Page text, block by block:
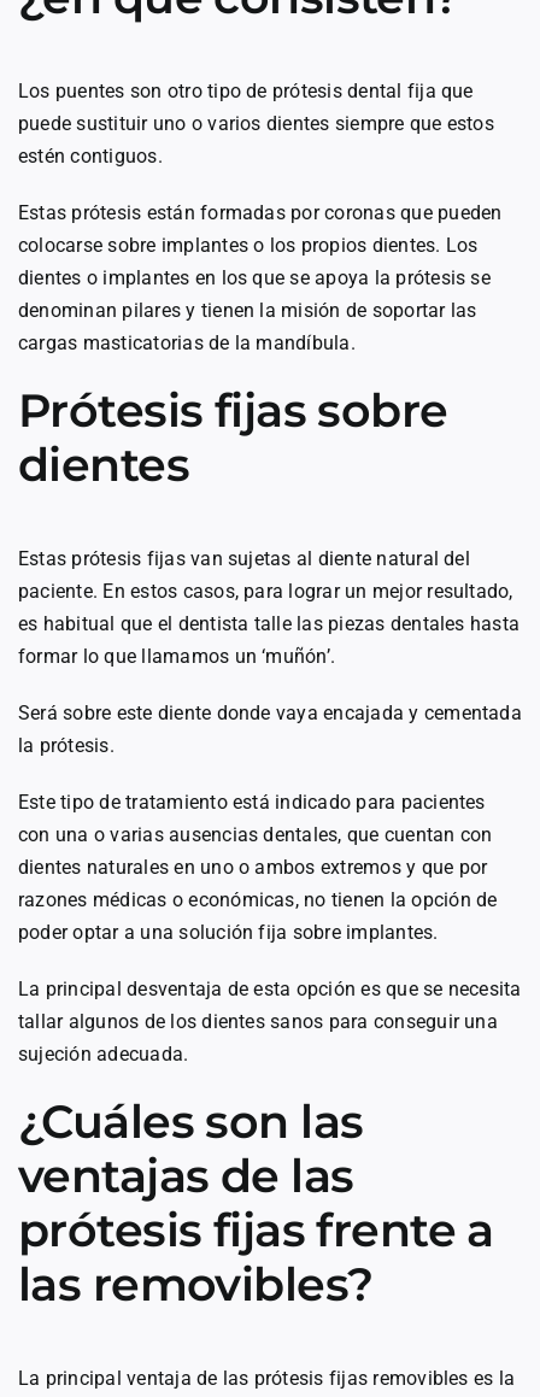
Los puentes son otro tipo de prótesis dental fija que
puede sustituir uno o varios dientes siempre que estos
estén contiguos.
Estas prótesis están formadas por coronas que pueden
colocarse sobre implantes o los propios dientes. Los
dientes o implantes en los que se apoya la prótesis se
denominan pilares y tienen la misión de soportar las
cargas masticatorias de la mandíbula.
Prótesis fijas sobre
dientes
Estas prótesis fijas van sujetas al diente natural del
paciente. En estos casos, para lograr un mejor resultado,
es habitual que el dentista talle las piezas dentales hasta
formar lo que llamamos un ‘muñón’.
Será sobre este diente donde vaya encajada y cementada
la prótesis.
Este tipo de tratamiento está indicado para pacientes
con una o varias ausencias dentales, que cuentan con
dientes naturales en uno o ambos extremos y que por
razones médicas o económicas, no tienen la opción de
poder optar a una solución fija sobre implantes.
La principal desventaja de esta opción es que se necesita
tallar algunos de los dientes sanos para conseguir una
sujeción adecuada.
¿Cuáles son las
ventajas de las
prótesis fijas frente a
las removibles?
La principal ventaja de las prótesis fijas removibles es la